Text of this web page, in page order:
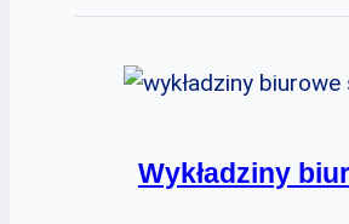
Wykładziny